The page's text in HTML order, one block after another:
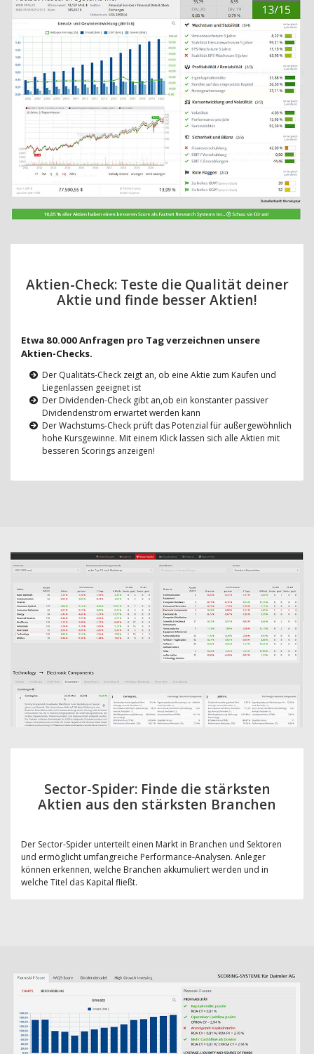
Aktien-Check: Teste die Qualität deiner
Aktie und finde besser Aktien!
Etwa 80.000 Anfragen pro Tag verzeichnen unsere
Aktien-Checks.
Der Qualitäts-Check zeigt an, ob eine Aktie zum Kaufen und
Liegenlassen geeignet ist
Der Dividenden-Check gibt an,ob ein konstanter passiver
Dividendenstrom erwartet werden kann
Der Wachstums-Check prüft das Potenzial für außergewöhnlich
hohe Kursgewinne. Mit einem Klick lassen sich alle Aktien mit
besseren Scorings anzeigen!
Sector-Spider: Finde die stärksten
Aktien aus den stärksten Branchen
Der Sector-Spider unterteilt einen Markt in Branchen und Sektoren
und ermöglicht umfangreiche Performance-Analysen. Anleger
können erkennen, welche Branchen akkumuliert werden und in
welche Titel das Kapital fließt.